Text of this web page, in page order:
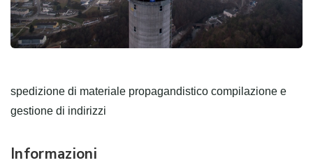
spedizione di materiale propagandistico compilazione e
gestione di indirizzi
Informazioni